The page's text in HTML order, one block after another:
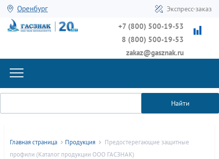
Оренбург Экспресс-заказ
+7 (800) 500-19-53
8 (800) 500-19-53
zakaz@gasznak.ru
Найти
Главная страница Продукция
Предостерегающие защитные
профили (Каталог продукции ООО ГАСЗНАК)